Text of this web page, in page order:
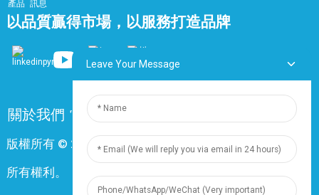
產品 訊息
以品質贏得市場，以服務打造品牌
關於我們 常問問題
版權所有 © 2024 上海鼎尊電氣電纜股份有限公司。保留
所有權利。
Leave Your Message